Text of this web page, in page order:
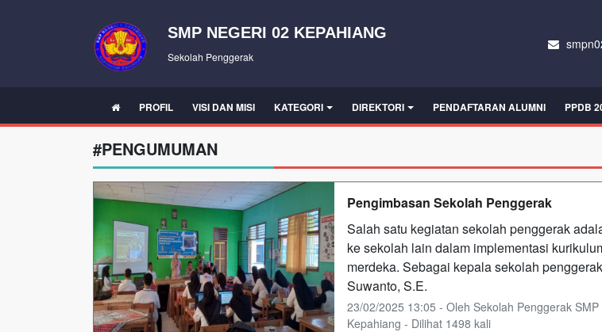
SMP NEGERI 02 KEPAHIANG
Sekolah Penggerak
PROFIL VISI DAN MISI KATEGORI DIREKTORI PENDAFTARAN ALUMNI PPDB
#PENGUMUMAN
Pengimbasan Sekolah Penggerak
Salah satu kegiatan sekolah penggerak
ke sekolah lain dalam implementasi
merdeka. Sebagai kepala sekolah
Suwanto, S.E.
23/02/2025 13:05 - Oleh Sekolah Penggerak SMP
Kepahiang - Dilihat 1498 kali